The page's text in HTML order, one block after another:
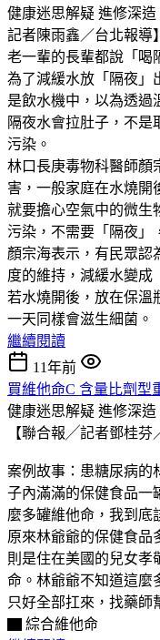
健康迷思解疑 進修深造
記者陳雨鑫／台北報導】
老一輩的長輩都說「喝
為了減緩水放「隔夜」
是飲水機中，以為透過
隔夜水會拉肚子，不是
污染。
林口長庚毒物科醫師顏
害，一般家庭在水燒開
就要擔心空氣中的微生
污染，不需要「隔夜」
顏宗海表示，有民眾認
度的維持，減緩水變成
若水燒開後，放在保溫
一天同樣會滋生細菌。
繼續閱讀
11年前
買維他命C 含量比劑型
健康迷思解疑 進修深造
【聯合報╱記者鄧桂芬
案例故事：患糖尿病的
子內滿滿的保健食品一
麼多罐維他命，我到底
原來林爺爺的保健食品
則是住在美國的兒女孝
命。林爺爺不知道這麼
只好全部扛來，找藥師
▇ 綜合維他命